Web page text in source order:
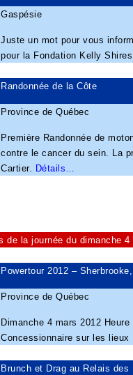
Gaspésie
Juste un mot pour vous
pour la Fondation Kelly Shires
Randonnée de la Côte
Province de Québec
Première Randonnée de
contre le cancer du sein. La
Cartier. Détails…
de la journée du dimanche 4
Powertour 2012 –
Province de Québec
Dimanche 4 mars 2012
Concessionnaire sur les lieux
Brunch et Drag au Relais des